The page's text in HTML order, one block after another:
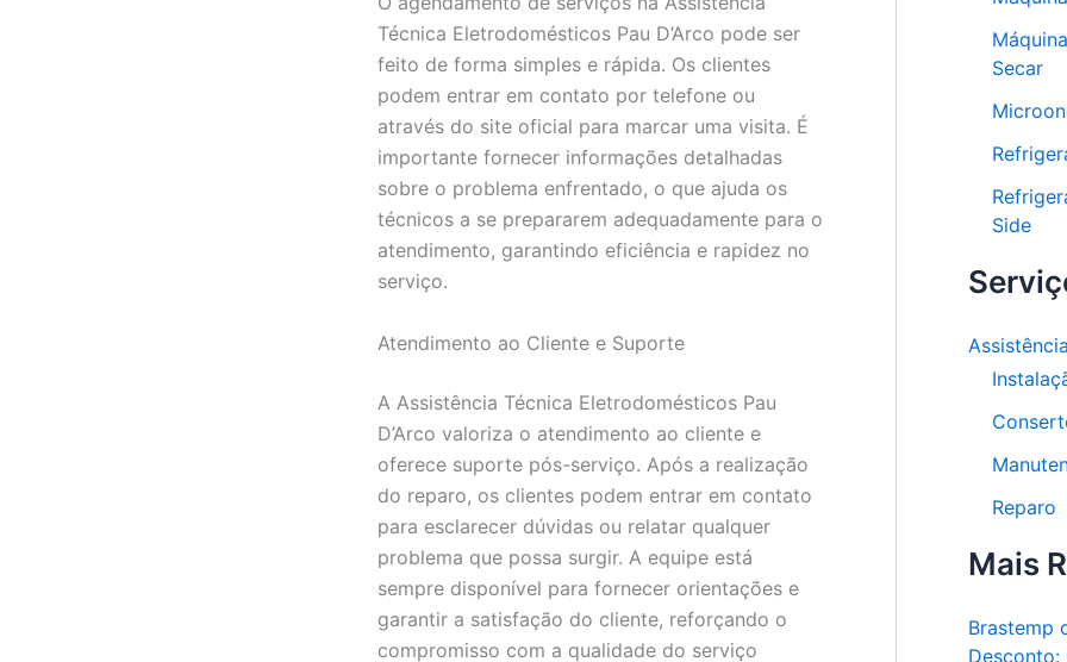
Técnica Eletrodomésticos Pau D’Arco pode ser
feito de forma simples e rápida. Os clientes
podem entrar em contato por telefone ou
através do site oficial para marcar uma visita. É
importante fornecer informações detalhadas
sobre o problema enfrentado, o que ajuda os
técnicos a se prepararem adequadamente para o
atendimento, garantindo eficiência e rapidez no
serviço.
Atendimento ao Cliente e Suporte
A Assistência Técnica Eletrodomésticos Pau
D’Arco valoriza o atendimento ao cliente e
oferece suporte pós-serviço. Após a realização
do reparo, os clientes podem entrar em contato
para esclarecer dúvidas ou relatar qualquer
problema que possa surgir. A equipe está
sempre disponível para fornecer orientações e
garantir a satisfação do cliente, reforçando o
compromisso com a qualidade do serviço
Secar
Side
Reparo
Mais
Brastemp